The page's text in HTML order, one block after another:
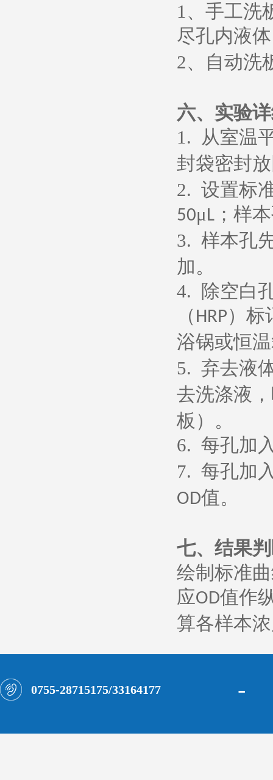
1、 手工洗
尽孔内液
2、 自动洗
六、 实验
1. 从室温
封袋密封
2. 设置标
50μL ；样
3. 样本孔
加。
4. 除空白
（ HRP）标
浴锅或恒
5. 弃去液
去洗涤液
板）。
6. 每孔加
7. 每孔加
OD值。
七、 结果
绘制标准
应OD值作
算各样本
0755-28715175/33164177 -